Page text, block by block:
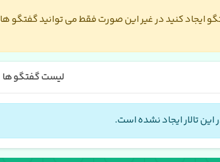
ایجاد کنید در غیر این صورت فقط می توانید گفتگو
لیست گفتگو ها
تالار ایجاد نشده است.